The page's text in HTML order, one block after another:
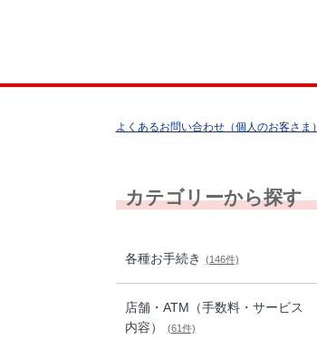
よくあるお問い合わせ（個人のお客さま）
カテゴリーから探す
各種お手続き (146件)
店舗・ATM（手数料・サービス
内容）
(61件)